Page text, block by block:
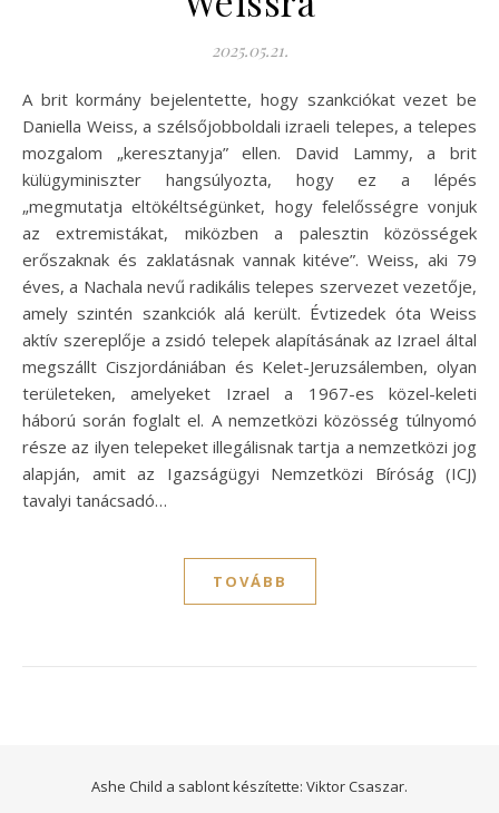
2025.05.21.
A brit kormány bejelentette, hogy szankciókat vezet be
Daniella Weiss, a szélsőjobboldali izraeli telepes, a telepes
mozgalom „keresztanyja” ellen. David Lammy, a brit
külügyminiszter hangsúlyozta, hogy ez a lépés
„megmutatja eltökéltségünket, hogy felelősségre vonjuk
az extremistákat, miközben a palesztin közösségek
erőszaknak és zaklatásnak vannak kitéve”. Weiss, aki 79
éves, a Nachala nevű radikális telepes szervezet vezetője,
amely szintén szankciók alá került. Évtizedek óta Weiss
aktív szereplője a zsidó telepek alapításának az Izrael által
megszállt Ciszjordániában és Kelet-Jeruzsálemben, olyan
területeken, amelyeket Izrael a 1967-es közel-keleti
háború során foglalt el. A nemzetközi közösség túlnyomó
része az ilyen telepeket illegálisnak tartja a nemzetközi jog
alapján, amit az Igazságügyi Nemzetközi Bíróság (ICJ)
tavalyi tanácsadó…
TOVÁBB
Ashe Child a sablont készítette: Viktor Csaszar.